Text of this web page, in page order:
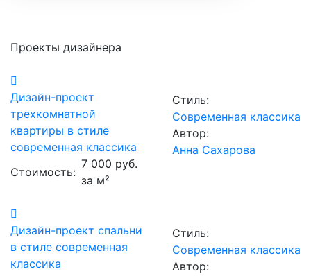
Проекты дизайнера
Дизайн-проект
трехкомнатной
квартиры в стиле
современная классика
Стоимость:
7 000 руб.
за м²
Стиль:
Современная классика
Автор:
Анна Сахарова
Дизайн-проект спальни
в стиле современная
классика
Стиль:
Современная классика
Автор: